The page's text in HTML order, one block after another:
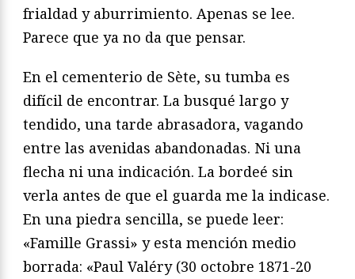
frialdad y aburrimiento. Apenas se lee.
Parece que ya no da que pensar.
En el cementerio de Sète, su tumba es
difícil de encontrar. La busqué largo y
tendido, una tarde abrasadora, vagando
entre las avenidas abandonadas. Ni una
flecha ni una indicación. La bordeé sin
verla antes de que el guarda me la indicase.
En una piedra sencilla, se puede leer:
«Famille Grassi» y esta mención medio
borrada: «Paul Valéry (30 octobre 1871-20